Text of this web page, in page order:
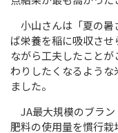
小山さんは「夏の暑
ば栄養を稲に吸収さ
ながら工夫したこと
わりしたくなるよう
ました。
JA最大規模のブラ
肥料の使用量を慣行